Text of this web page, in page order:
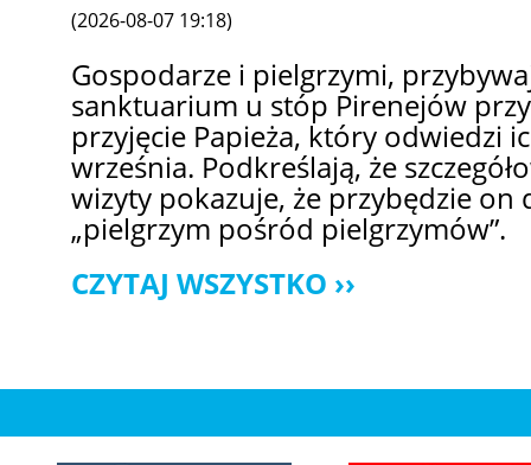
(2026-08-07 19:18)
Gospodarze i pielgrzymi,
sanktuarium u stóp Pirenejów
przyjęcie Papieża, który odwiedzi
września. Podkreślają, że
wizyty pokazuje, że przybędzie on
„pielgrzym pośród pielgrzymów”.
CZYTAJ WSZYSTKO